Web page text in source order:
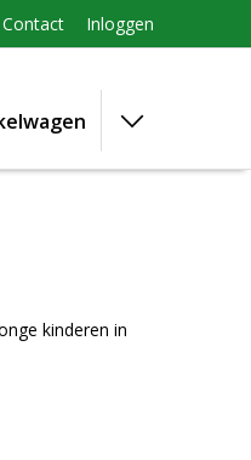
Contact Inloggen
kinderen in